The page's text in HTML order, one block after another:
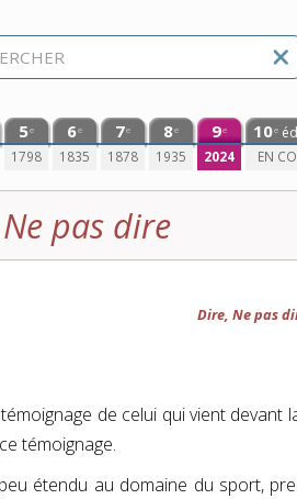
5e
1798
6e
1835
7e
1878
8e
1935
9e
2024
10e
EN
pas dire
Dire, Ne pas
de celui qui vient devant
témoignage.
étendu au domaine du sport,